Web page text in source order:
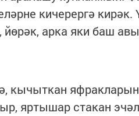
кичерергә
арка яки баш
кычыткан
яртышар стакан